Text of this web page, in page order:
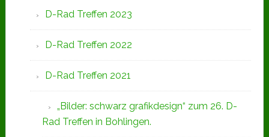
D-Rad Treffen 2023
D-Rad Treffen 2022
D-Rad Treffen 2021
„Bilder: schwarz grafikdesign“ zum 26. D-
Rad Treffen in Bohlingen.